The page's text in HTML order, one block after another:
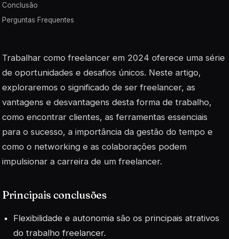
Conclusão
Perguntas Frequentes
Trabalhar como freelancer em 2024 oferece uma série
de oportunidades e desafios únicos. Neste artigo,
exploraremos o significado de ser freelancer, as
vantagens e desvantagens desta forma de trabalho,
como encontrar clientes, as ferramentas essenciais
para o sucesso, a importância da gestão do tempo e
como o networking e as colaborações podem
impulsionar a carreira de um freelancer.
Principais conclusões
Flexibilidade e autonomia são os principais atrativos
do trabalho freelancer.